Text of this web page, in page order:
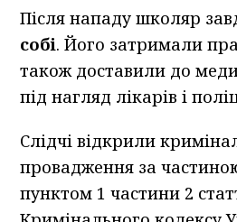
Після нападу школяр
собі. Його затримали
також доставили до
під нагляд лікарів і
Слідчі відкрили
провадження за
пунктом 1 частини 2